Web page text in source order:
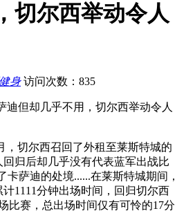
切尔西举动令人
身 访问次数：835
迪但却几乎不用，切尔西举动令人
，切尔西召回了外租至莱斯特城的
归后却几乎没有代表蓝军出战比
卡萨迪的处境......在莱斯特城期间，
1111分钟出场时间，回归切尔西
比赛，总出场时间仅有可怜的17分